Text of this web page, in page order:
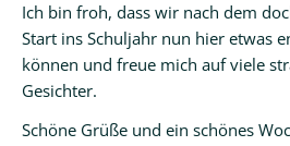
Ich bin froh, dass wir nach dem
Start ins Schuljahr nun hier etwas
können und freue mich auf viele
Gesichter.
Schöne Grüße und ein schönes